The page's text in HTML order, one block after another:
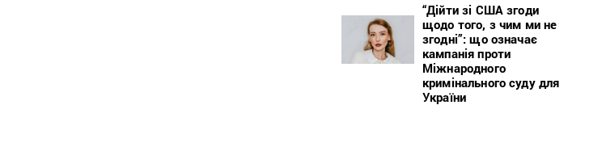
“Дійти зі США згоди
щодо того, з чим ми не
згодні”: що означає
кампанія проти
Міжнародного
кримінального суду для
України